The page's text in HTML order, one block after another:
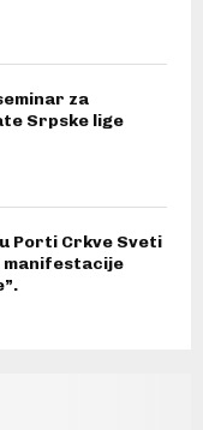
za
Srpske lige
Porti Crkve Sveti
manifestacije